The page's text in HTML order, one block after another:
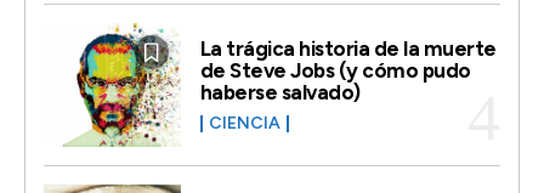
La trágica historia de la muerte
de Steve Jobs (y cómo pudo
haberse salvado)
CIENCIA